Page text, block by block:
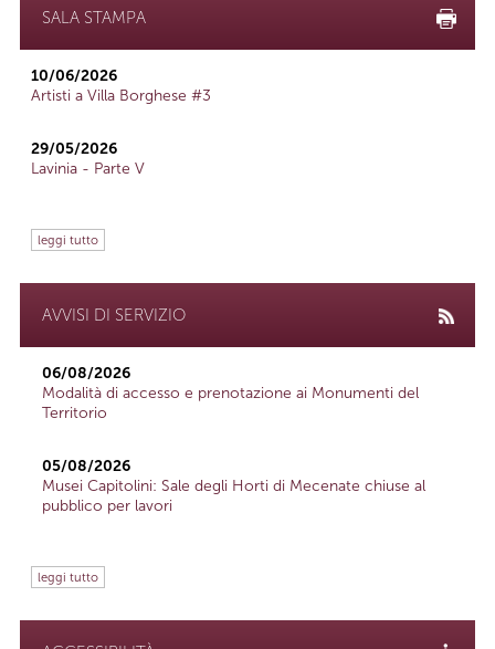
SALA STAMPA
10/06/2026
Artisti a Villa Borghese #3
29/05/2026
Lavinia - Parte V
leggi tutto
AVVISI DI SERVIZIO
06/08/2026
Modalità di accesso e prenotazione ai Monumenti del
Territorio
05/08/2026
Musei Capitolini: Sale degli Horti di Mecenate chiuse al
pubblico per lavori
leggi tutto